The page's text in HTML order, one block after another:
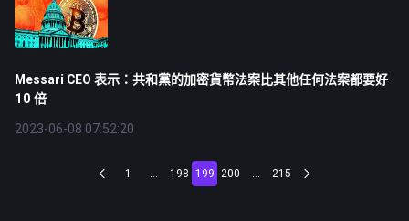
Messari CEO 表示：共和黨的加密貨幣法案比其他任何法案都要好
10 倍
2023-06-08 07:52:20
1 ... 198 199 200 ... 215